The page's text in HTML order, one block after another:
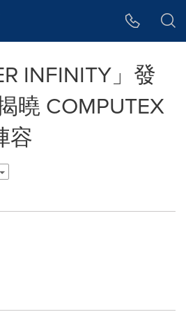
INFINITY」發
曉 COMPUTEX
容